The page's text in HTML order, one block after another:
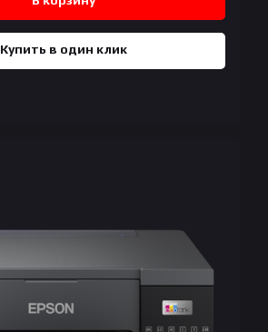
Купить в один клик